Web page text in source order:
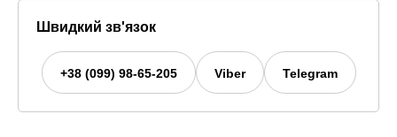
Швидкий зв'язок
+38 (099) 98-65-205 Viber Telegram